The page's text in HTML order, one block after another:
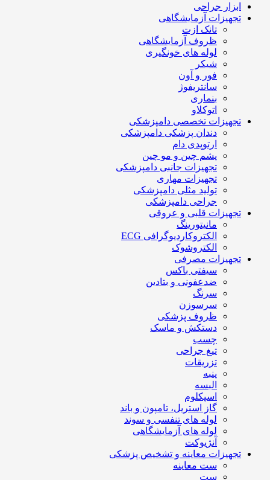
ابزار جراحی
تجهیزات آزمایشگاهی
تانک ازت
ظروف آزمایشگاهی
لوله های خونگیری
شیکر
فور و آون
سانتریفوژ
بنماری
اتوکلاو
تجهیزات تخصصی دامپزشکی
دندان پزشکی دامپزشکی
ارتوپدی دام
پشم چین و مو چین
تجهیزات جانبی دامپزشکی
تجهیزات مهاری
تولید مثلی دامپزشکی
جراحی دامپزشکی
تجهیزات قلبی و عروقی
مانیتورینگ
الکتروکاردیوگرافی ECG
الکتروشوک
تجهیزات مصرفی
سیفتی باکس
ضدعفونی و بتادین
سرنگ
سرسوزن
ظروف پزشکی
دستکش و ماسک
چسب
تیغ جراحی
تزریقات
پنبه
البسه
اسپکلوم
گاز استریل، تامپون و باند
لوله های تنفسی و سوند
لوله های آزمایشگاهی
آنژیوکت
تجهیزات معاینه و تشخیص پزشکی
ست معاینه
ست